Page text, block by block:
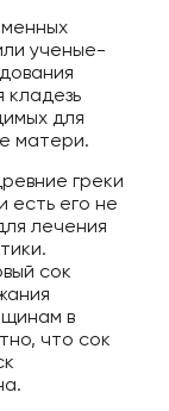
ученые-
кладезь
для
матери.
греки
есть его не
лечения
сок
в
что сок